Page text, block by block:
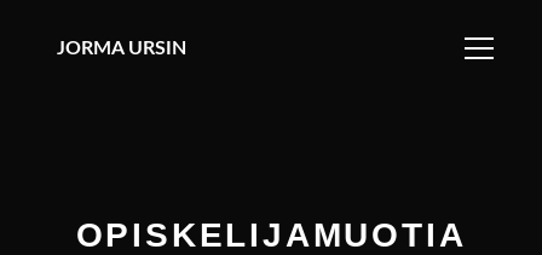
JORMA URSIN
OPISKELIJAMUOTIA